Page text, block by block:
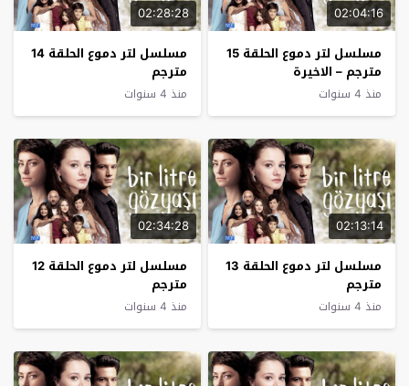
02:04:16
مسلسل لتر دموع الحلقة 15
مترجم – الاخيرة
منذ 4 سنوات
02:28:28
مسلسل لتر دموع الحلقة 14
مترجم
منذ 4 سنوات
02:13:14
مسلسل لتر دموع الحلقة 13
مترجم
منذ 4 سنوات
02:34:28
مسلسل لتر دموع الحلقة 12
مترجم
منذ 4 سنوات